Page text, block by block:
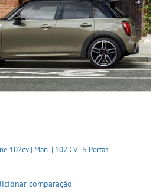
102cv | Man. | 102 CV | 5 Portas
comparação